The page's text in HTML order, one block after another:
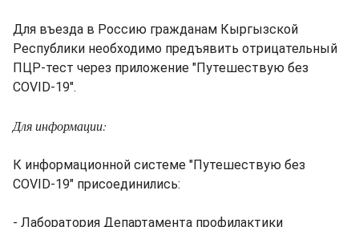
Для въезда в Россию гражданам Кыргызской
Республики необходимо предъявить отрицательный
ПЦР-тест через приложение "Путешествую без
COVID-19".
Для информации:
К информационной системе "Путешествую без
COVID-19" присоединились:
- Лаборатория Департамента профилактики